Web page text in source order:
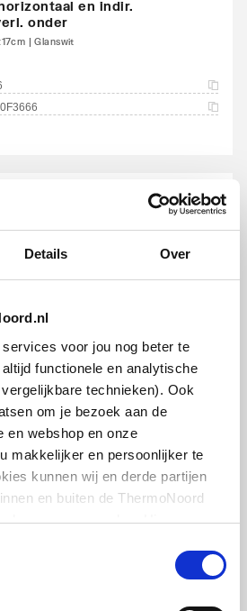
Details Over
voor jou nog beter te
functionele en analytische
technieken). Ook
om je bezoek aan de
en webshop en onze
makkelijker en persoonlijker te
kunnen wij en derde partijen
en buiten de ThermoNoord
en verzamelen. Hiermee
interesses aan. We slaan je
en indir.
onder
| Glanswit
Eqio hoge kast m.
| rechts | Glanswit